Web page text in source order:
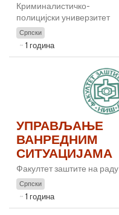
Криминалистичко-
полицијски универзитет
Српски
1 година
УПРАВЉАЊЕ
ВАНРЕДНИМ
СИТУАЦИЈАМА
Факултет заштите на раду
Српски
1 година